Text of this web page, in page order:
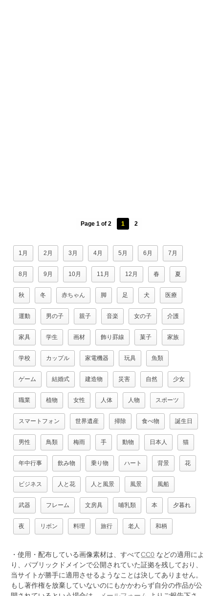
Page 1 of 2 1 2
1月 2月 3月 4月 5月 6月 7月
8月 9月 10月 11月 12月 春 夏
秋 冬 赤ちゃん 脚 足 犬 医療
運動 男の子 親子 音楽 女の子 介護
家具 学生 画材 飾り罫線 菓子 家族
学校 カップル 家電機器 玩具 魚類
ゲーム 結婚式 建造物 災害 自然 少女
職業 植物 女性 人体 人物 スポーツ
スマートフォン 世界遺産 掃除 食べ物 誕生日
男性 鳥類 梅雨 手 動物 日本人 猫
年中行事 飲み物 乗り物 ハート 背景 花
ビジネス 人と花 人と風景 風景 風船
武器 フレーム 文房具 哺乳類 本 夕暮れ
夜 リボン 料理 旅行 老人 和柄
・使用・配布している画像素材は、すべてCC0 などの適用によ
り、パブリックドメインで公開されていた証拠を残しており、
当サイトが勝手に適用させるようなことは決してありません。
もし著作権を放棄していないのにもかかわらず自分の作品が公